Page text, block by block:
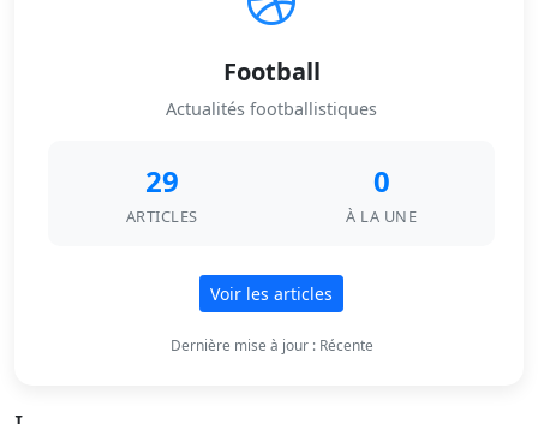
Football
Actualités footballistiques
29
ARTICLES
0
À LA UNE
Voir les articles
Dernière mise à jour : Récente